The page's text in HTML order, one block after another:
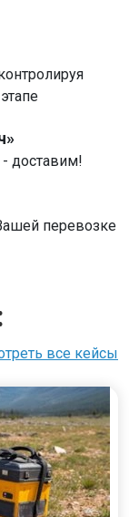
доставим!
перевозке
все кейсы